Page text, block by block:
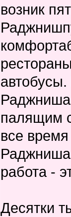
возник
палящим
все
работа -
Десятки